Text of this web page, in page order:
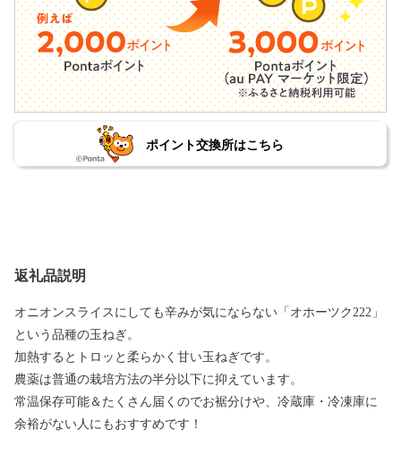
ポイント交換所はこちら
返礼品説明
オニオンスライスにしても辛みが気にならない「オホーツク222」
という品種の玉ねぎ。
加熱するとトロッと柔らかく甘い玉ねぎです。
農薬は普通の栽培方法の半分以下に抑えています。
常温保存可能＆たくさん届くのでお裾分けや、冷蔵庫・冷凍庫に
余裕がない人にもおすすめです！